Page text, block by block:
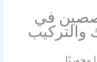
في
محوريًا